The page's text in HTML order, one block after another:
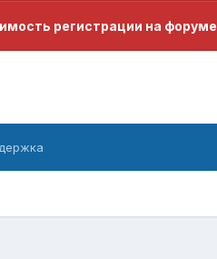
регистрации на форуме